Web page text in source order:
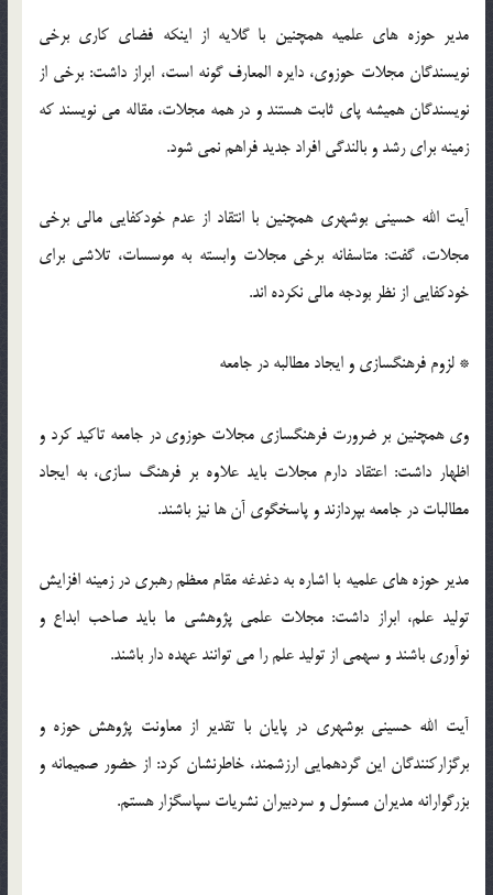
مدیر حوزه های علمیه همچنین با گلایه از اینکه فضای کاری برخی
نویسندگان مجلات حوزوی، دایره المعارف گونه است، ابراز داشت: برخی از
نویسندگان همیشه پای ثابت هستند و در همه مجلات، مقاله می نویسند که
زمینه برای رشد و بالندگی افراد جدید فراهم نمی شود.
آیت الله حسینی بوشهری همچنین با انتقاد از عدم خودکفایی مالی برخی
مجلات، گفت: متاسفانه برخی مجلات وابسته به موسسات، تلاشی برای
خودکفایی از نظر بودجه مالی نکرده اند.
* لزوم فرهنگسازی و ایجاد مطالبه در جامعه
وی همچنین بر ضرورت فرهنگسازی مجلات حوزوی در جامعه تاکید کرد و
اظهار داشت: اعتقاد دارم مجلات باید علاوه بر فرهنگ سازی، به ایجاد
مطالبات در جامعه بپردازند و پاسخگوی آن ها نیز باشند.
مدیر حوزه های علمیه با اشاره به دغدغه مقام معظم رهبری در زمینه افزایش
تولید علم، ابراز داشت: مجلات علمی پژوهشی ما باید صاحب ابداع و
نوآوری باشند و سهمی از تولید علم را می توانند عهده دار باشند.
آیت الله حسینی بوشهری در پایان با تقدیر از معاونت پژوهش حوزه و
برگزارکنندگان این گردهمایی ارزشمند، خاطرنشان کرد: از حضور صمیمانه و
بزرگوارانه مدیران مسئول و سردبیران نشریات سپاسگزار هستم.